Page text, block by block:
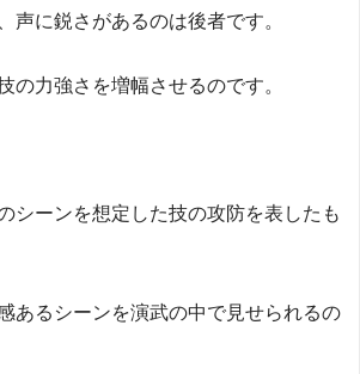
声に鋭さがあるのは後者です。
の力強さを増幅させるのです。
シーンを想定した技の攻防を表したも
あるシーンを演武の中で見せられるの